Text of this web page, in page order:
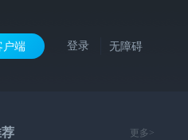
户端 登录 无障碍
更多>